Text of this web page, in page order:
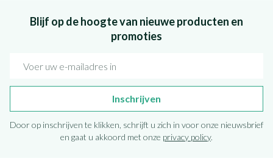
Blijf op de hoogte van nieuwe producten en
promoties
Inschrijven
Door op inschrijven te klikken, schrijft u zich in voor onze nieuwsbrief
en gaat u akkoord met onze privacy policy.